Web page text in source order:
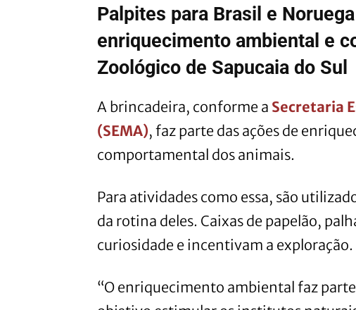
Palpites para Brasil e
enriquecimento ambiental e
Zoológico de Sapucaia do Sul
A brincadeira, conforme a Secretaria
(SEMA), faz parte das ações de
comportamental dos animais.
Para atividades como essa, são
da rotina deles. Caixas de papelão,
curiosidade e incentivam a exploração.
“O enriquecimento ambiental faz